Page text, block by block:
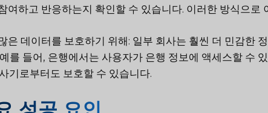
여하고 반응하는지 확인할 수 있습니다. 이러한 방식으로
은 데이터를 보호하기 위해: 일부 회사는 훨씬 더 민감한
를 들어, 은행에서는 사용자가 은행 정보에 액세스할 수
기로부터도 보호할 수 있습니다.